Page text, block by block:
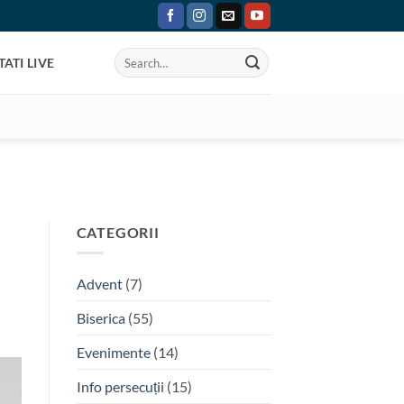
LIVE
CATEGORII
Advent(7)
Biserica(55)
Evenimente(14)
Info persecuții (15)